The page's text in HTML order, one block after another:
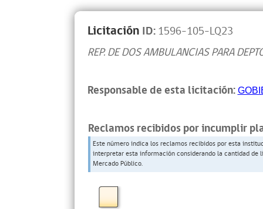
Licitación ID:1596-105-LQ23
REP. DE DOS AMBULANCIAS PARA
Responsable de esta licitación:
Reclamos recibidos por incumplir
Este número indica los reclamos recibidos por esta
interpretar esta información considerando la cantidad
Mercado Público.